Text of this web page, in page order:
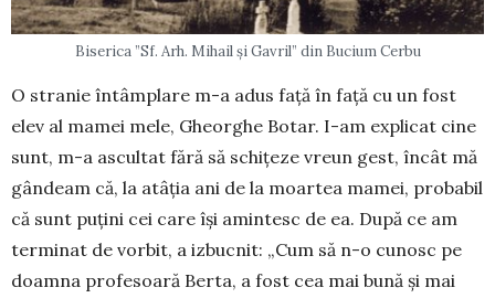
Biserica ”Sf. Arh. Mihail și Gavril” din Bucium Cerbu
O stranie întâmplare m-a adus față în față cu un fost
elev al mamei mele, Gheorghe Botar. I-am explicat cine
sunt, m-a ascultat fără să schițeze vreun gest, încât mă
gândeam că, la atâția ani de la moartea mamei, probabil
că sunt puțini cei care își amintesc de ea. După ce am
terminat de vorbit, a izbucnit: „Cum să n-o cunosc pe
doamna profesoară Berta, a fost cea mai bună și mai